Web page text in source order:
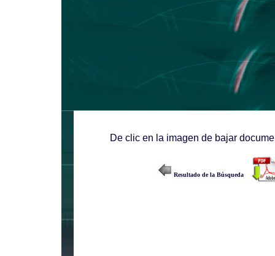
De clic en la imagen de bajar
Resultado de la Búsqueda